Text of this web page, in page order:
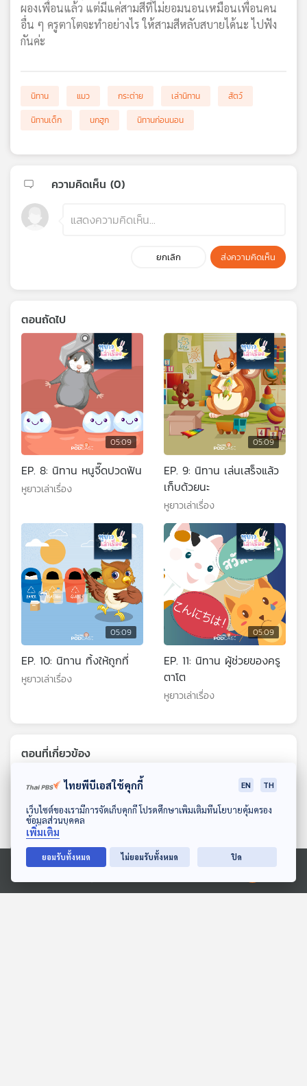
แผนที่
วิทยุ
เครือ
ดาวน์โหลด Thai PBS Podcast Application
Ⓒ 2020 องค์การกระจายเสียงและแพร่ภาพสาธารณะแห่งประเทศไทย
ผองเพื่อนแล้ว แต่มีแค่สามสีที่ไม่ยอมนอนเหมือนเพื่อนคน
อื่น ๆ ครูตาโตจะทำอย่างไร ให้สามสีหลับสบายได้นะ ไปฟัง
กันค่ะ
นิทาน แมว กระต่าย เล่านิทาน
สัตว์
นิทานเด็ก
นกฮูก นิทานก่อนนอน
ความคิดเห็น (0)
ยกเลิก ส่งความคิดเห็น
ตอนถัดไป
05:09
EP. 8: นิทาน หนูจี๊ดปวดฟัน
หูยาวเล่าเรื่อง
05:09
EP. 9: นิทาน เล่นเสร็จแล้ว
เก็บด้วยนะ
หูยาวเล่าเรื่อง
05:09
EP. 10: นิทาน ทิ้งให้ถูกที่
หูยาวเล่าเรื่อง
05:09
EP. 11: นิทาน ผู้ช่วยของครู
ตาโต
หูยาวเล่าเรื่อง
ตอนที่เกี่ยวข้อง
ไทยพีบีเอสใช้คุกกี้ EN TH
เว็บไซต์ของเรามีการจัดเก็บคุกกี้ โปรดศึกษาเพิ่มเติมที่นโยบายคุ้มครอง
ข้อมูลส่วนบุคคล
เพิ่มเติม
ยอมรับทั้งหมด ไม่ยอมรับทั้งหมด ปิด